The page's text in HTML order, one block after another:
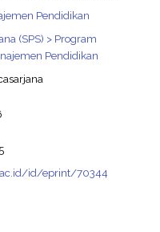
Pendidikan
(SPS) > Program
Pendidikan
id/eprint/70344